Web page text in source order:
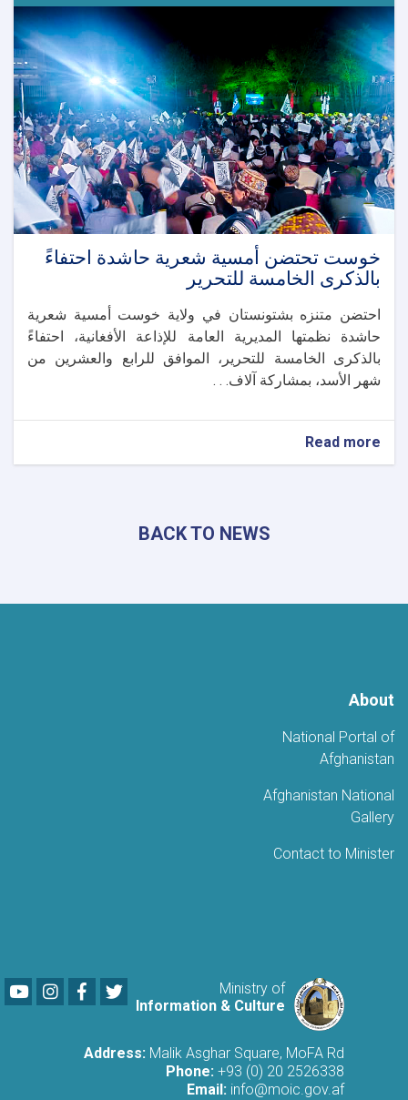
وتكريم
الفائزين
في
لغمان
خوست تحتضن أمسية شعرية حاشدة احتفاءً
بالذكرى الخامسة للتحرير
احتضن متنزه بشتونستان في ولاية خوست أمسية شعرية
حاشدة نظمتها المديرية العامة للإذاعة الأفغانية، احتفاءً
بالذكرى الخامسة للتحرير، الموافق للرابع والعشرين من
شهر الأسد، بمشاركة آلاف. . .
Read more
خوست
حاشدة
للتحرير
BACK TO NEWS
About
National Portal of
Afghanistan
Afghanistan National
Gallery
Contact to Minister
Ministry of
Information & Culture
YoutubeLinkedIn
Facebook
Address: Malik Asghar Square, MoFA Rd
Phone: +93 (0) 20 2526338
Email: info@moic.gov.af